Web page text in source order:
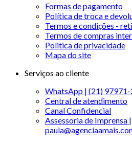
Formas de pagamento
Política de troca e
Termos e condições -
Termos de compras
Politica de privacidade
Mapa do site
Serviços ao cliente
WhatsApp | (21) 97971-
Central de atendimento
Canal Confidencial
Assessoria de Imprensa |